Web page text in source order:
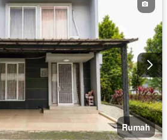
24 jam
Lapangan tenis
Air Wifi
Halaman
Rumah